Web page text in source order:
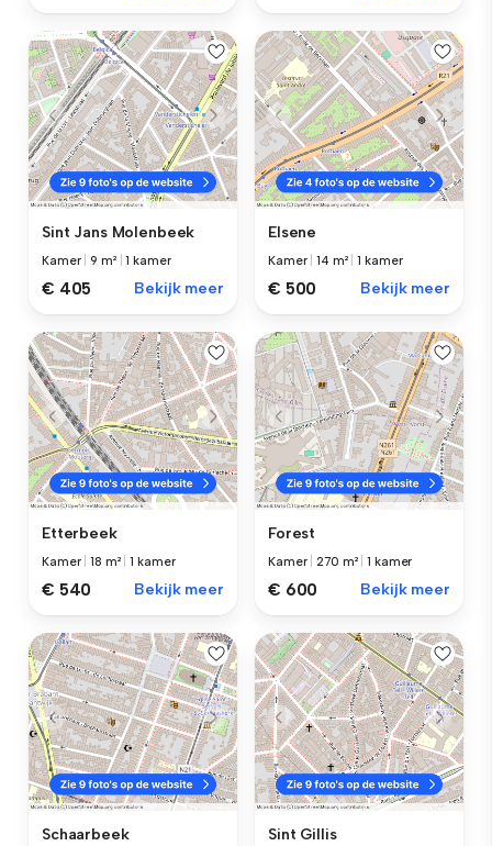
Sint Jans Molenbeek
Kamer |9 m² |1 kamer
€ 405 Bekijk meer
Elsene
Kamer |14 m² |1 kamer
€ 500 Bekijk meer
Etterbeek
Kamer |18 m² |1 kamer
€ 540 Bekijk meer
Forest
Kamer |270 m² |1 kamer
€ 600 Bekijk meer
Schaarbeek Sint Gillis